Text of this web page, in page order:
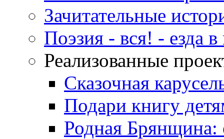
Зачитательные
Поэзия - вся! - езда в
Реализованные
Сказочная
Подари книгу
Родная Брянщина: